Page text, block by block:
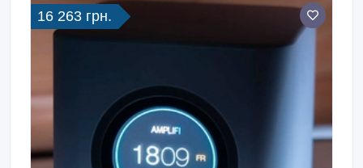
16 263 грн.